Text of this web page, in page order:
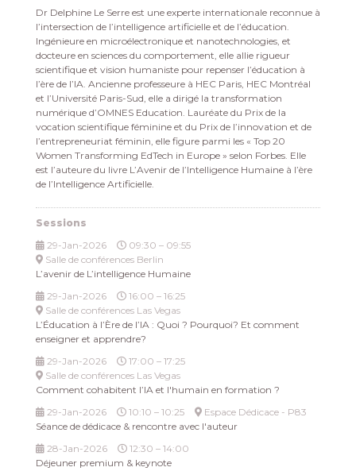
Dr Delphine Le Serre est une experte internationale reconnue à
l’intersection de l’intelligence artificielle et de l’éducation.
Ingénieure en microélectronique et nanotechnologies, et
docteure en sciences du comportement, elle allie rigueur
scientifique et vision humaniste pour repenser l’éducation à
l’ère de l’IA. Ancienne professeure à HEC Paris, HEC Montréal
et l’Université Paris-Sud, elle a dirigé la transformation
numérique d’OMNES Education. Lauréate du Prix de la
vocation scientifique féminine et du Prix de l’innovation et de
l’entrepreneuriat féminin, elle figure parmi les « Top 20
Women Transforming EdTech in Europe » selon Forbes. Elle
est l’auteure du livre L’Avenir de l’Intelligence Humaine à l’ère
de l’Intelligence Artificielle.
Sessions
29-Jan-2026
09:30 – 09:55
Salle de conférences Berlin
L’avenir de L’intelligence Humaine
29-Jan-2026
16:00 – 16:25
Salle de conférences Las Vegas
L’Éducation à l’Ère de l’IA : Quoi ? Pourquoi? Et comment
enseigner et apprendre?
29-Jan-2026
17:00 – 17:25
Salle de conférences Las Vegas
Comment cohabitent l’IA et l'humain en formation ?
29-Jan-2026
10:10 – 10:25
Espace Dédicace - P83
Séance de dédicace & rencontre avec l'auteur
28-Jan-2026
12:30 – 14:00
Déjeuner premium & keynote